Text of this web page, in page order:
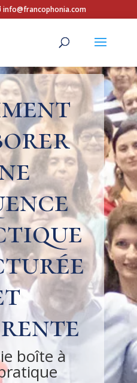
info@francophonia.com
boîte à